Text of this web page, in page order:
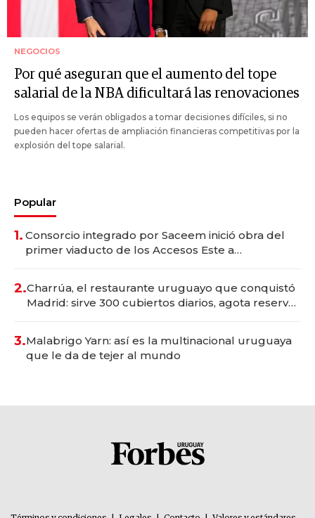
NEGOCIOS
Por qué aseguran que el aumento del tope
salarial de la NBA dificultará las renovaciones
Los equipos se verán obligados a tomar decisiones difíciles, si no
pueden hacer ofertas de ampliación financieras competitivas por la
explosión del tope salarial.
Popular
1. Consorcio integrado por Saceem inició obra del
primer viaducto de los Accesos Este a
2.Charrúa, el restaurante uruguayo que conquistó
Madrid: sirve 300 cubiertos diarios, agota reservas
3.Malabrigo Yarn: así es la multinacional uruguaya
que le da de tejer al mundo